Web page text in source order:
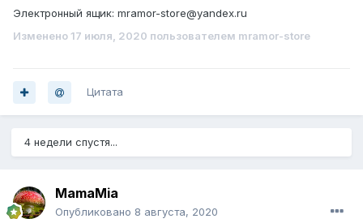
Электронный ящик: mramor-store@yandex.ru
Изменено 17 июля, 2020 пользователем mramor-store
Цитата
4 недели спустя...
MamaMia
Опубликовано 8 августа, 2020